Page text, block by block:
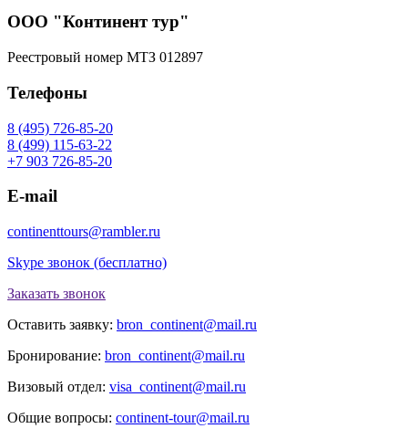
ООО "Континент тур"
Реестровый номер МТЗ 012897
Телефоны
8 (495) 726-85-20
8 (499) 115-63-22
+7 903 726-85-20
E-mail
continenttours@rambler.ru
Skype звонок (бесплатно)
Заказать звонок
Оставить заявку: bron_continent@mail.ru
Бронирование: bron_continent@mail.ru
Визовый отдел: visa_continent@mail.ru
Общие вопросы: continent-tour@mail.ru